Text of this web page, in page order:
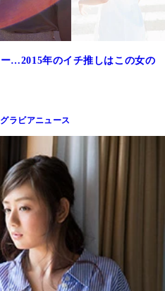
…2015年のイチ推しはこの女の
グラビアニュース